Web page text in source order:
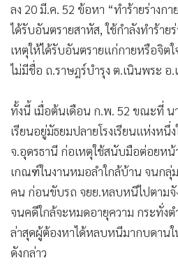
• Motoring
• เกม
• วิทยาศาสตร์
• SMEs
•
หุ้น
อินโดจีน
กองทุนรวม
Celeb Online
• Factcheck
• ญี่ปุ่น
• News1
• Gotomanager
ลง 20 มี.ค. 52 ข้อหา “ทำร้ายร่างก
ได้รับอันตรายสาหัส, ใช้กำลังทำร้าย
เหตุให้ได้รับอันตรายแก่กายหรือจิต
ไม่มีชื่อ ถ.ราษฎร์บำรุง ต.เนินพระ อ.
ทั้งนี้ เมื่อต้นเดือน ก.พ. 52 ขณะที่ น
เรียนอยู่มัธยมปลายโรงเรียนแห่งหนึ่
จ.อุดรธานี ก่อเหตุใช้สนับมือต่อยห
เกณฑ์ในงานหมอลำใกล้บ้าน จนกลุ่
คน ก่อนขับรถ จยย.หลบหนีไปตามจั
จนคดีใกล้จะหมดอายุความ กระทั่ง
ล่าสุดผู้ต้องหาได้หลบหนีมากบดานใ
ดังกล่าว